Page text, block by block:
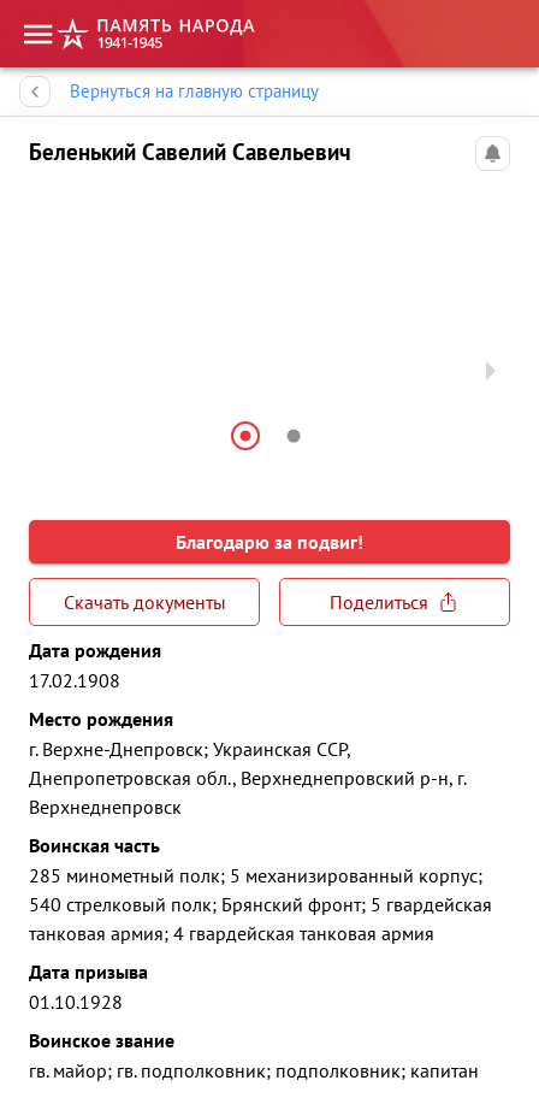
Вернуться на главную страницу
Беленький Савелий Савельевич
Благодарю за подвиг!
Скачать документы
Поделиться
Дата рождения
17.02.1908
Место рождения
г. Верхне-Днепровск; Украинская ССР,
Днепропетровская обл., Верхнеднепровский р-н, г.
Верхнеднепровск
Воинская часть
285 минометный полк; 5 механизированный корпус;
540 стрелковый полк; Брянский фронт; 5 гвардейская
танковая армия; 4 гвардейская танковая армия
Дата призыва
01.10.1928
Воинское звание
гв. майор; гв. подполковник; подполковник; капитан
Память народа